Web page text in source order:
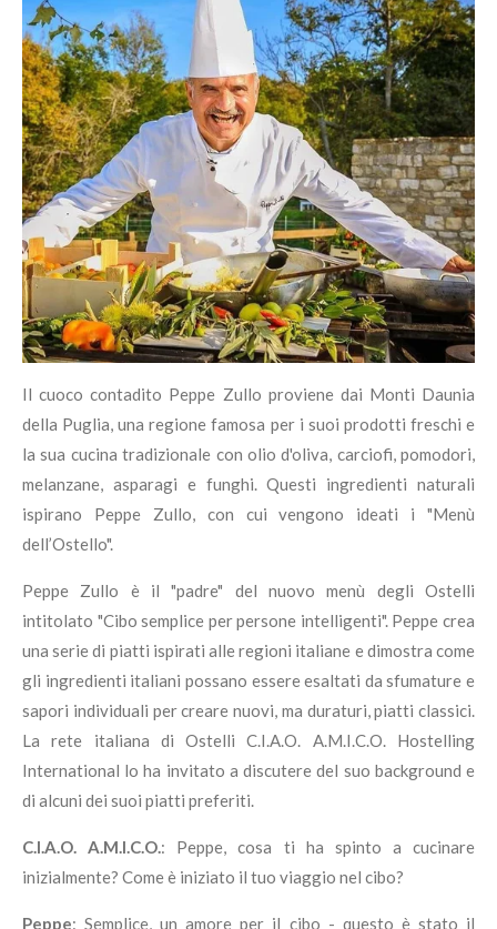
Il cuoco contadito Peppe Zullo proviene dai Monti Daunia
della Puglia, una regione famosa per i suoi prodotti freschi e
la sua cucina tradizionale con olio d'oliva, carciofi, pomodori,
melanzane, asparagi e funghi. Questi ingredienti naturali
ispirano Peppe Zullo, con cui vengono ideati i "Menù
dell’Ostello".
Peppe Zullo è il "padre" del nuovo menù degli Ostelli
intitolato "Cibo semplice per persone intelligenti". Peppe crea
una serie di piatti ispirati alle regioni italiane e dimostra come
gli ingredienti italiani possano essere esaltati da sfumature e
sapori individuali per creare nuovi, ma duraturi, piatti classici.
La rete italiana di Ostelli C.I.A.O. A.M.I.C.O. Hostelling
International lo ha invitato a discutere del suo background e
di alcuni dei suoi piatti preferiti.
C.I.A.O. A.M.I.C.O. : Peppe, cosa ti ha spinto a cucinare
inizialmente? Come è iniziato il tuo viaggio nel cibo?
Peppe: Semplice, un amore per il cibo - questo è stato il